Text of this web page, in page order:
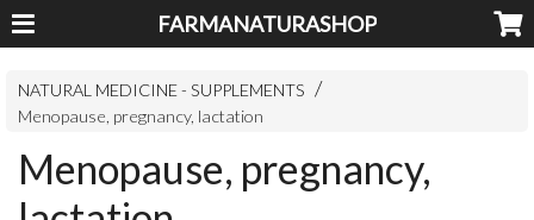
FARMANATURASHOP
NATURAL MEDICINE - SUPPLEMENTS
Menopause, pregnancy, lactation
Menopause, pregnancy,